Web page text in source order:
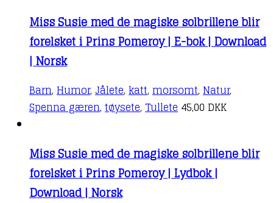
Miss Susie med de magiske solbrillene blir
forelsket i Prins Pomeroy | E-bok | Download
| Norsk
Barn, Humor, Jålete, katt, morsomt, Natur,
Spenna gæren, tøysete, Tullete 45,00 DKK
Miss Susie med de magiske solbrillene blir
forelsket i Prins Pomeroy | Lydbok |
Download | Norsk